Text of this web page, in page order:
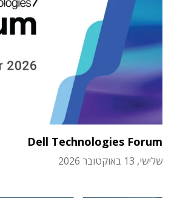
Dell Technologies Forum
שלישי, 13 באוקטובר 2026